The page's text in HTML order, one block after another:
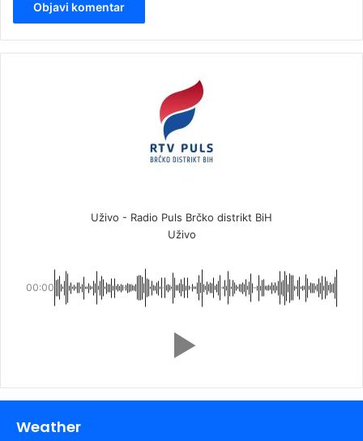
Uživo - Radio Puls Brčko distrikt BiH
Uživo
00:00
Weather